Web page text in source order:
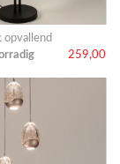
opvallend
259,00